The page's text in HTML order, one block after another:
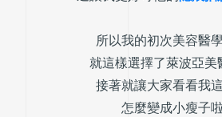
所以我的初次美容醫
就這樣選擇了萊波亞美
接著就讓大家看看我
怎麼變成小瘦子啦